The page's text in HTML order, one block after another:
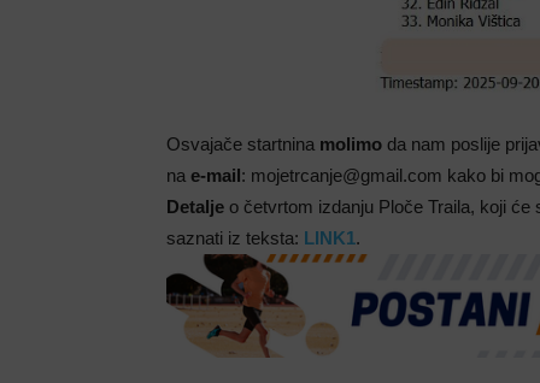
Osvajače startnina molimo da nam poslije
na e-mail: mojetrcanje@gmail.com kako bi
Detalje o četvrtom izdanju Ploče Traila, koji će
saznati iz teksta: LINK1.